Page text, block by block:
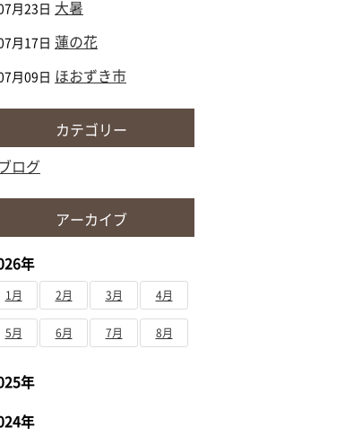
月23日 大暑
月17日 蓮の花
月09日 ほおずき市
カテゴリー
ブログ
アーカイブ
年
1月 2月 3月 4月
5月 6月 7月 8月
年
年